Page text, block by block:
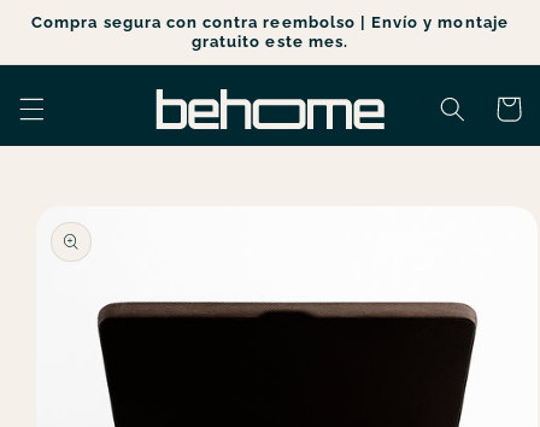
directamente
Compra segura con contra reembolso | Envío y montaje
gratuito este mes.
Carrito
información